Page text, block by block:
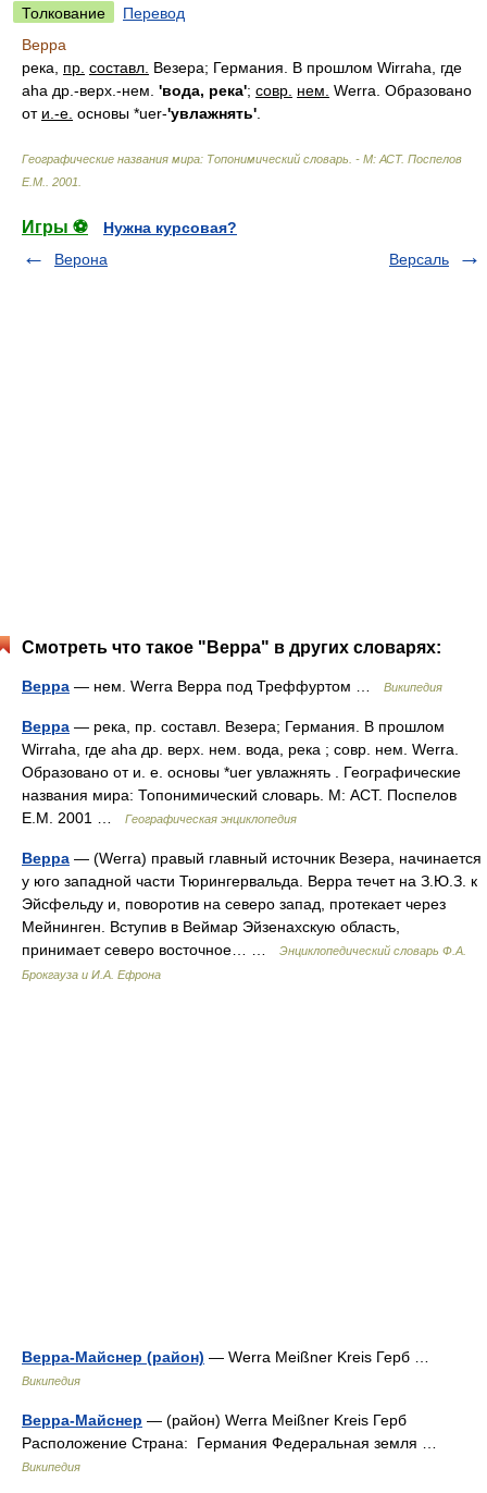
Толкование
Перевод
Верра
река, пр. составл. Везера; Германия. В прошлом Wirraha, где
aha др.-верх.-нем. 'вода, река'; совр. нем. Werra. Образовано
от и.-е. основы *uer-'увлажнять'
Географические названия мира: Топонимический словарь. - М: АСТ. Поспелов
Е.М.
2001
Игры ⚽
Нужна курсовая?
Верона
Версаль
Смотреть что такое "Верра" в других словарях:
Верра — нем. Werra Верра под Треффуртом … Википедия
Верра — река, пр. составл. Везера; Германия. В прошлом
Wirraha, где aha др. верх. нем. вода, река ; совр. нем. Werra.
Образовано от и. е. основы *uer увлажнять . Географические
названия мира: Топонимический словарь. М: АСТ. Поспелов
Е.М. 2001 …
Географическая энциклопедия
Верра — (Werra) правый главный источник Везера, начинается
у юго западной части Тюрингервальда. Верра течет на З.Ю.З. к
Эйсфельду и, поворотив на северо запад, протекает через
Мейнинген. Вступив в Веймар Эйзенахскую область,
принимает северо восточное… …
Энциклопедический словарь Ф.А.
Брокгауза и И.А. Ефрона
Верра-Майснер (район) — Werra Meißner Kreis Герб …
Википедия
Верра-Майснер — (район) Werra Meißner Kreis Герб
Расположение Страна: Германия Федеральная земля …
Википедия